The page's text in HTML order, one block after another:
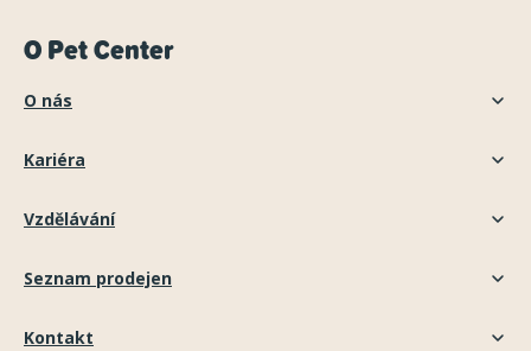
O Pet Center
O nás
Kariéra
Vzdělávání
Seznam prodejen
Kontakt